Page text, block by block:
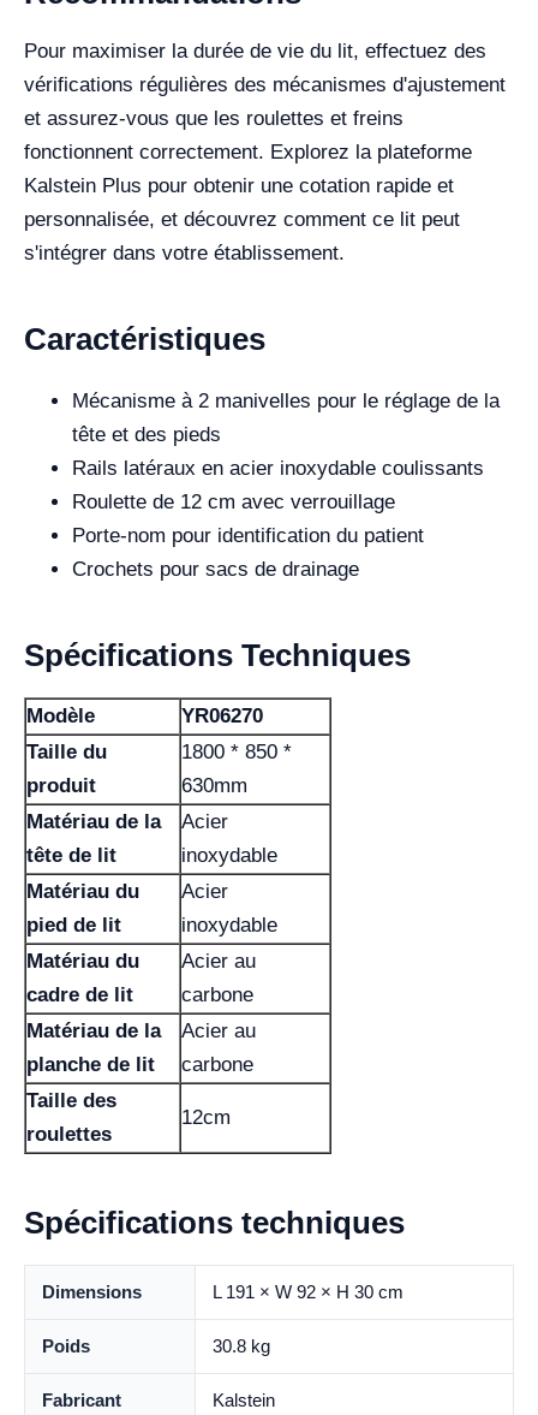
Pour maximiser la durée de vie du lit, effectuez des
vérifications régulières des mécanismes d'ajustement
et assurez-vous que les roulettes et freins
fonctionnent correctement. Explorez la plateforme
Kalstein Plus pour obtenir une cotation rapide et
personnalisée, et découvrez comment ce lit peut
s'intégrer dans votre établissement.
Caractéristiques
Mécanisme à 2 manivelles pour le réglage de la
tête et des pieds
Rails latéraux en acier inoxydable coulissants
Roulette de 12 cm avec verrouillage
Porte-nom pour identification du patient
Crochets pour sacs de drainage
Spécifications Techniques
Modèle
YR06270
Taille du
produit
1800 * 850 *
630mm
Matériau de la
tête de lit
Acier
inoxydable
Matériau du
pied de lit
Acier
inoxydable
Matériau du
cadre de lit
Acier au
carbone
Matériau de la
planche de lit
Acier au
carbone
Taille des
roulettes
12cm
Spécifications techniques
Dimensions L 191 × W 92 × H 30 cm
Poids 30.8 kg
Fabricant Kalstein